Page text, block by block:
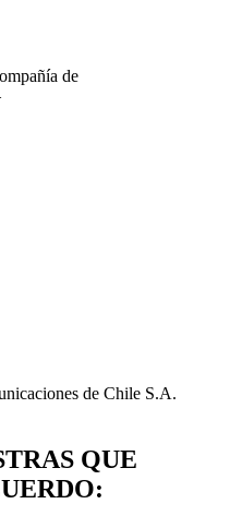
de
de Chile S.A.
QUE